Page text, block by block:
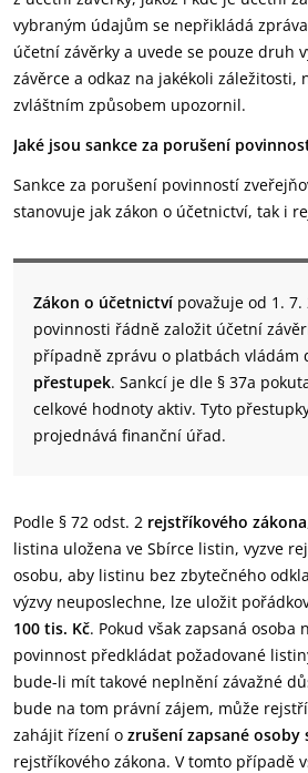
vybraným údajům se nepřikládá
účetní závěrky a uvede se pouze druh
závěrce a odkaz na jakékoli záležitosti,
zvláštním způsobem upozornil.
Jaké jsou sankce za porušení
Sankce za porušení povinností
stanovuje jak zákon o účetnictví, tak i
Zákon o účetnictví považuje od 1.
povinnosti řádně založit účetní
případně zprávu o platbách vládám
přestupek. Sankcí je dle § 37a
celkové hodnoty aktiv. Tyto
projednává finanční úřad.
Podle § 72 odst. 2 rejstříkového zákona
listina uložena ve Sbírce listin, vyzve
osobu, aby listinu bez zbytečného
výzvy neuposlechne, lze uložit
100 tis. Kč. Pokud však zapsaná osoba
povinnost předkládat požadované
bude-li mít takové neplnění závažné
bude na tom právní zájem, může
zahájit řízení o zrušení zapsané osoby
rejstříkového zákona. V tomto případě